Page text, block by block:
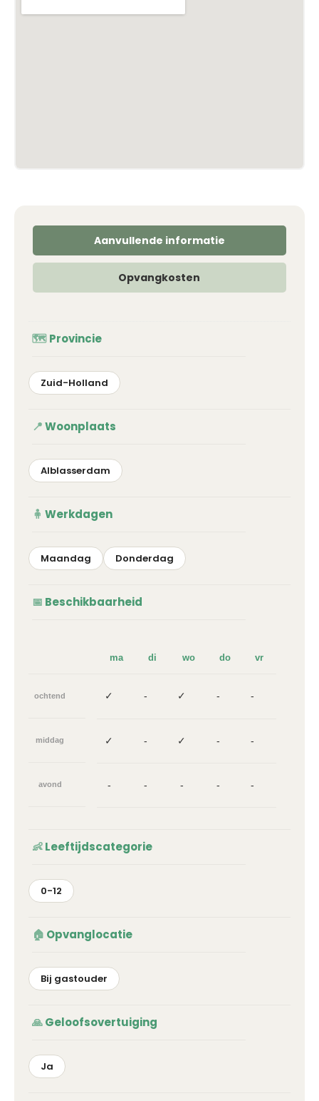
Aanvullende informatie
Opvangkosten
Provincie
Zuid-Holland
Woonplaats
Alblasserdam
Werkdagen
Maandag Donderdag
Beschikbaarheid
ma di wo do vr
ochtend ✓ - ✓ - -
middag ✓ - ✓ - -
avond - - - - -
Leeftijdscategorie
0-12
Opvanglocatie
Bij gastouder
Geloofsovertuiging
Ja